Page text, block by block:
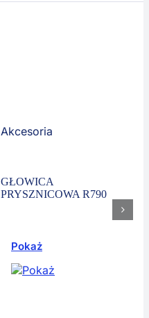
Akcesoria
GŁOWICA
PRYSZNICOWA R790
Pokaż